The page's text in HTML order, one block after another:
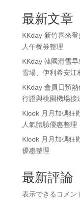
最新文章
KKday 新竹喜來
人午餐券整理
KKday 韓國滑雪
雪場、伊利希安江
KKday 會員日預
行證與桃園機場接
Klook 月月加碼狂
人氣體驗優惠整理
Klook 月月加碼狂
優惠整理
最新評論
表示できるコメン